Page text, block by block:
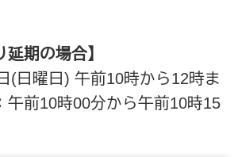
延期の場合】
(日曜日) 午前10時から12時ま
前10時00分から午前10時15